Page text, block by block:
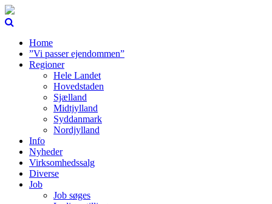
Home
”Vi passer ejendommen”
Regioner
Hele Landet
Hovedstaden
Sjælland
Midtjylland
Syddanmark
Nordjylland
Info
Nyheder
Virksomhedssalg
Diverse
Job
Job søges